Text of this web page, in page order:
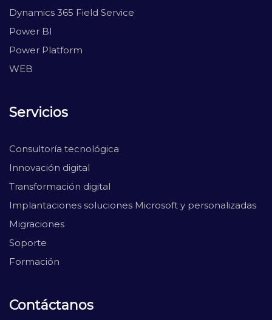
Dynamics 365 Field Service
Power BI
Power Platform
WEB
Servicios
Consultoría tecnológica
Innovación digital
Transformación digital
Implantaciones soluciones Microsoft y personalizadas
Migraciones
Soporte
Formación
Contáctanos